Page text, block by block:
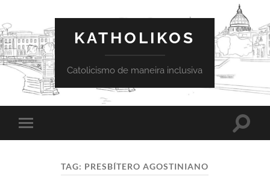
KATHOLIKOS
Catolicismo de maneira inclusiva
Toggle
mobile
Toggle
TAG: PRESBÍTERO AGOSTINIANO